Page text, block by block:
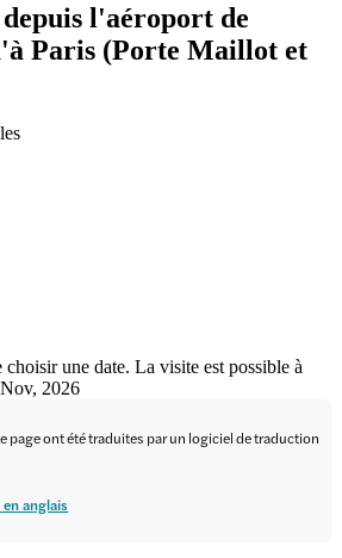
l'aéroport de
Paris (Porte Maillot et
choisir une date. La visite est possible à
2026
page ont été traduites par un logiciel de traduction
anglais